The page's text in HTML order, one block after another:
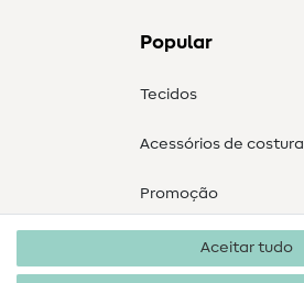
Popular
Tecidos
Acessórios de costura
Promoção
Aceitar tudo